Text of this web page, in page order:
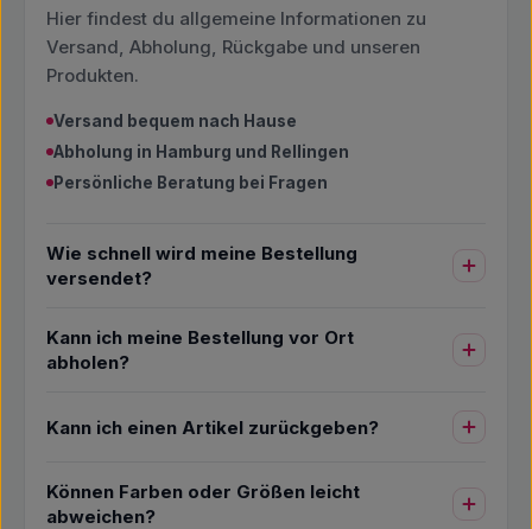
Hier findest du allgemeine Informationen zu
Versand, Abholung, Rückgabe und unseren
Produkten.
Versand bequem nach Hause
Abholung in Hamburg und Rellingen
Persönliche Beratung bei Fragen
Wie schnell wird meine Bestellung
versendet?
Kann ich meine Bestellung vor Ort
abholen?
Kann ich einen Artikel zurückgeben?
Können Farben oder Größen leicht
abweichen?